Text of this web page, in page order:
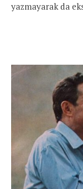
yazmayarak da